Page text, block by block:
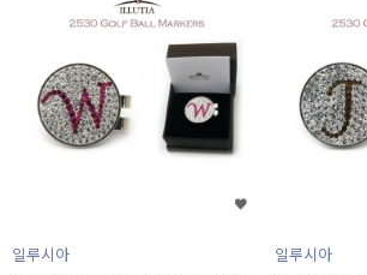
일루시아
일루시아